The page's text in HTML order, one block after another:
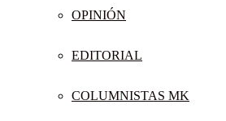
OPINIÓN
EDITORIAL
COLUMNISTAS MK